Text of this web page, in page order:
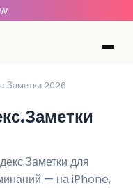
2026
для
— на iPhone,